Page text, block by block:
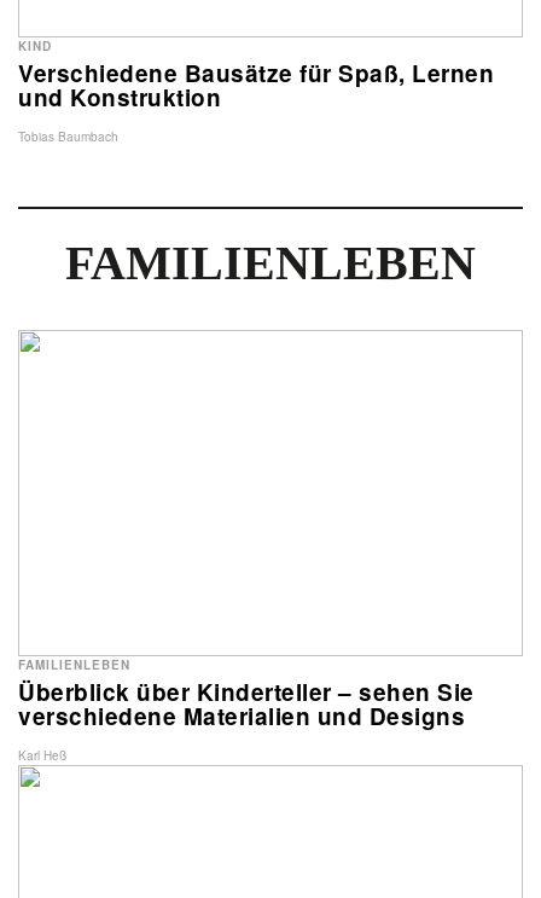
Verschiedene Bausätze für Spaß, Lernen
und Konstruktion
KIND
Tobias Baumbach
FAMILIENLEBEN
Überblick über Kinderteller – sehen Sie
verschiedene Materialien und Designs
FAMILIENLEBEN
Karl Heß